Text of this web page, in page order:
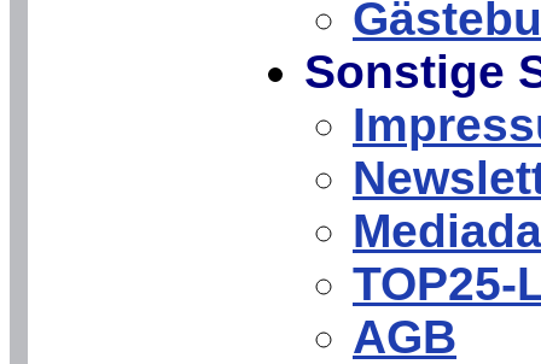
Sonstige
TOP25-
AGB